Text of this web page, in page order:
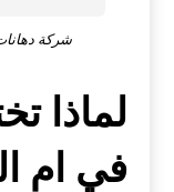
شركة
لماذا
في ام